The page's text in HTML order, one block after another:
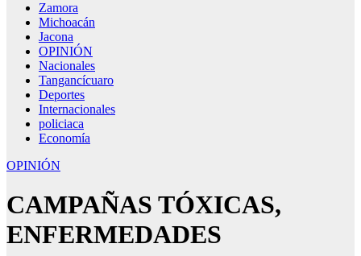
Zamora
Michoacán
Jacona
OPINIÓN
Nacionales
Tangancícuaro
Deportes
Internacionales
policiaca
Economía
OPINIÓN
CAMPAÑAS TÓXICAS,
ENFERMEDADES